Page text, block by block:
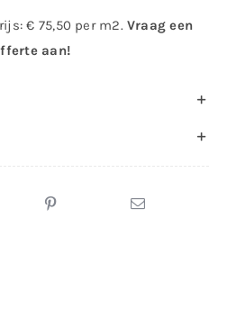
€ 75,50 per m2.Vraag een
aan!